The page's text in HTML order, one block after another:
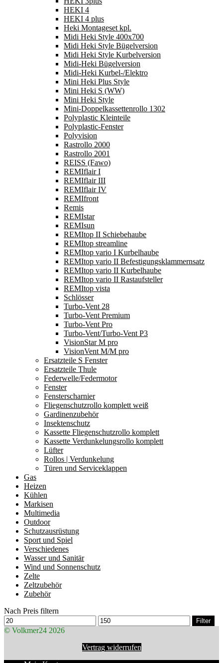
HEKI 4
HEKI 4 plus
Heki Montageset kpl.
Midi Heki Style 400x700
Midi Heki Style Bügelversion
Midi Heki Style Kurbelversion
Midi-Heki Bügelversion
Midi-Heki Kurbel-/Elektro
Mini Heki Plus Style
Mini Heki S (WW)
Mini Heki Style
Mini-Doppelkassettenrollo 1302
Polyplastic Kleinteile
Polyplastic-Fenster
Polyvision
Rastrollo 2000
Rastrollo 2001
REISS (Fawo)
REMIflair I
REMIflair III
REMIflair IV
REMIfront
Remis
REMIstar
REMIsun
REMItop II Schiebehaube
REMItop streamline
REMItop vario I Kurbelhaube
REMItop vario II Befestigungsklammernsatz
REMItop vario II Kurbelhaube
REMItop vario II Rastaufsteller
REMItop vista
Schlösser
Turbo-Vent 28
Turbo-Vent Premium
Turbo-Vent Pro
Turbo-Vent/Turbo-Vent P3
VisionStar M pro
VisionVent M/M pro
Ersatzteile S Fenster
Ersatzteile Thule
Federwelle/Federmotor
Fenster
Fensterscharnier
Fliegenschutzrollo komplett weiß
Gardinenzubehör
Insektenschutz
Kassette Fliegenschutzrollo komplett
Kassette Verdunkelungsrollo komplett
Lüfter
Rollos | Verdunkelung
Türen und Serviceklappen
Gas
Heizen
Kühlen
Markisen
Multimedia
Outdoor
Schutzausrüstung
Sport und Spiel
Verschiedenes
Wasser und Sanitär
Wind und Sonnenschutz
Zelte
Zeltzubehör
Zubehör
Nach Preis filtern
Min.
Preis
Max.
Preis
Filter
© Volkmer24 2026
Vertrag widerrufen